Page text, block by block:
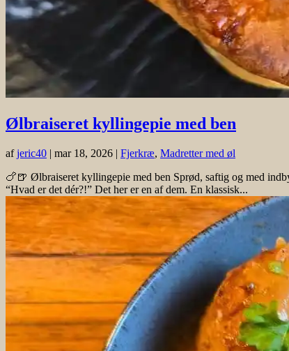
Ølbraiseret kyllingepie med ben
afjeric40 | mar 18, 2026 | Fjerkræ, Madretter med øl
🍗🍺 Ølbraiseret kyllingepie med ben Sprød, saftig og med
“Hvad er det dér?!” Det her er en af dem. En klassisk...